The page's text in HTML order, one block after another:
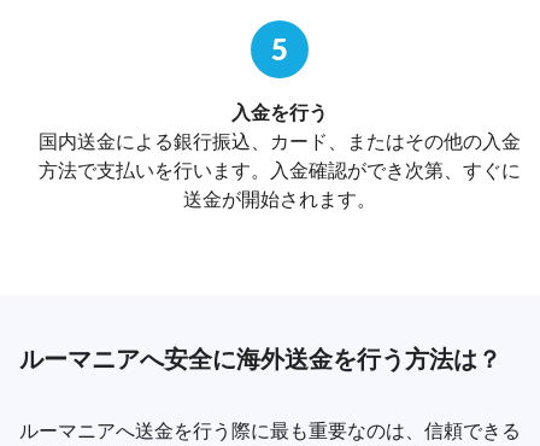
5
入金を行う
国内送金による銀行振込、カード、またはその他の入金
方法で支払いを行います。入金確認ができ次第、すぐに
送金が開始されます。
ルーマニアへ安全に海外送金を行う方法は？
ルーマニアへ送金を行う際に最も重要なのは、信頼できる